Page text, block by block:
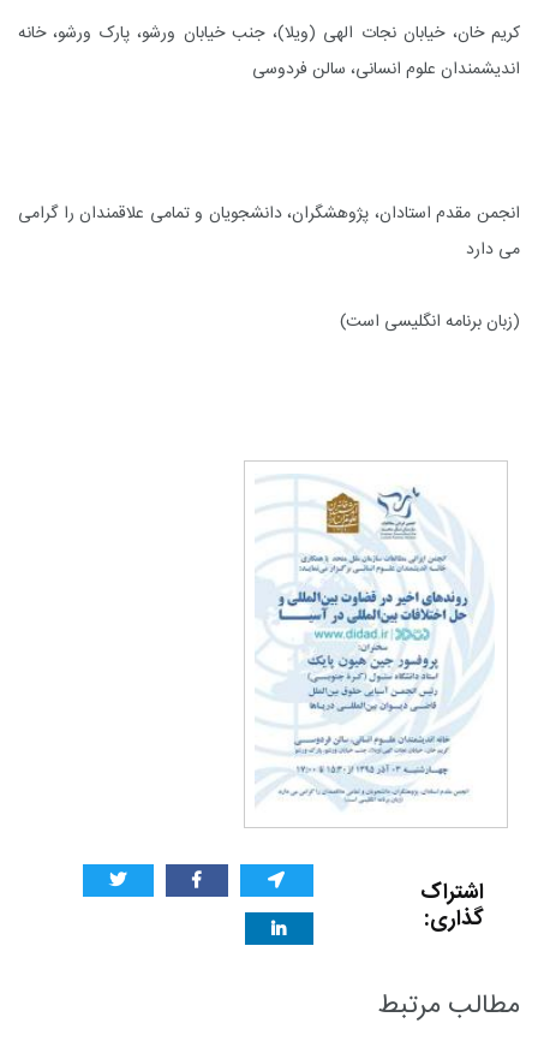
کریم خان، خیابان نجات الهی (ویلا)، جنب خیابان ورشو، پارک ورشو، خانه
اندیشمندان علوم انسانی، سالن فردوسی
انجمن مقدم استادان، پژوهشگران، دانشجویان و تمامی علاقمندان را گرامی
می دارد
(زبان برنامه انگلیسی است)
اشتراک
گذاری:
مطالب مرتبط